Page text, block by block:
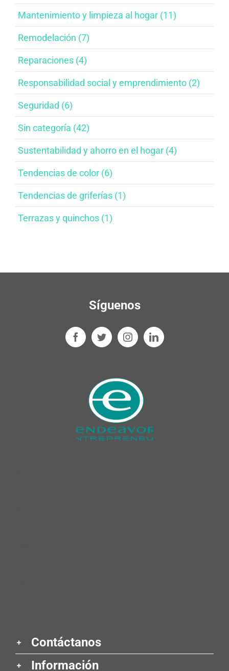
Mantenimiento y limpieza al hogar​ (11)
Remodelación (7)
Reparaciones (4)
Responsabilidad social y emprendimiento​ (2)
Seguridad (6)
Sin categoría (42)
Sustentabilidad y ahorro en el hogar​ (4)
Tendencias de color (6)
Tendencias de griferías​ (1)
Terrazas y quinchos (1)
Síguenos
Contáctanos
Información